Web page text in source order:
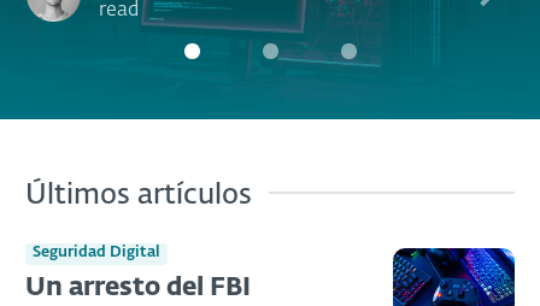
read
Últimos artículos
Seguridad Digital
Un arresto del FBI